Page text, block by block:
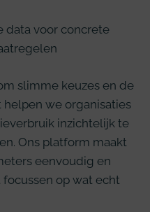
data voor concrete
slimme keuzes en de
helpen we organisaties
inzichtelijk te
Ons platform maakt
eenvoudig en
op wat echt